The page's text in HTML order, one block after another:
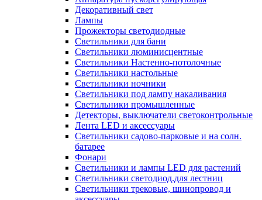
Декоративный свет
Лампы
Прожекторы светодиодные
Светильники для бани
Светильники люминисцентные
Светильники Настенно-потолочные
Светильники настольные
Светильники ночники
Светильники под лампу накаливания
Светильники промышленные
Детекторы, выключатели светоконтрольные
Лента LED и аксессуары
Светильники садово-парковые и на солн.
батарее
Фонари
Светильники и лампы LED для растений
Светильники светодиод.для лестниц
Светильники трековые, шинопровод и